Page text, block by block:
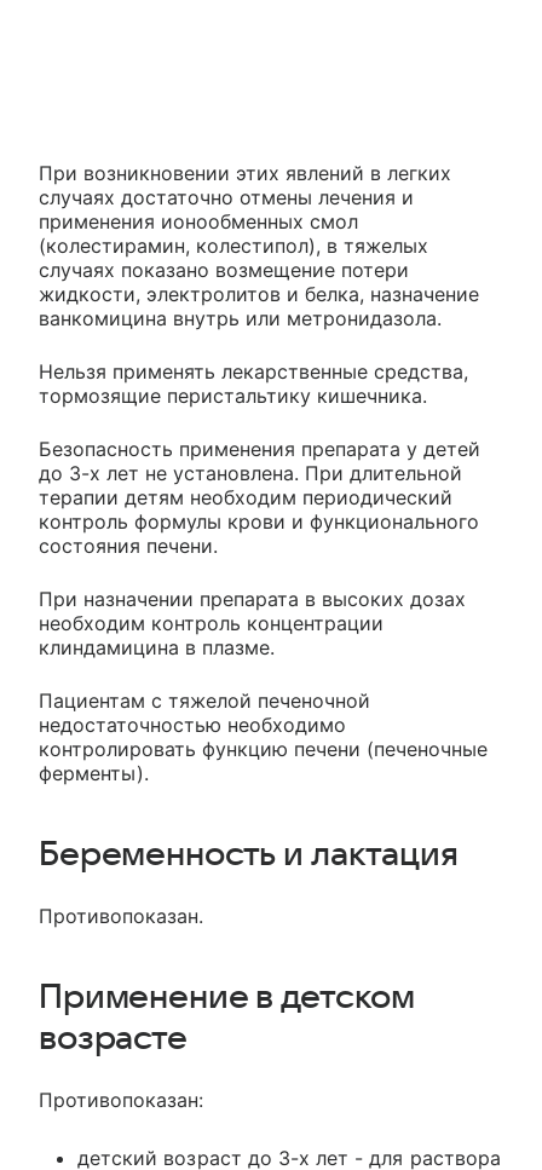
При возникновении этих явлений в легких
случаях достаточно отмены лечения и
применения ионообменных смол
(колестирамин, колестипол), в тяжелых
случаях показано возмещение потери
жидкости, электролитов и белка, назначение
ванкомицина внутрь или метронидазола.
Нельзя применять лекарственные средства,
тормозящие перистальтику кишечника.
Безопасность применения препарата у детей
до 3-х лет не установлена. При длительной
терапии детям необходим периодический
контроль формулы крови и функционального
состояния печени.
При назначении препарата в высоких дозах
необходим контроль концентрации
клиндамицина в плазме.
Пациентам с тяжелой печеночной
недостаточностью необходимо
контролировать функцию печени (печеночные
ферменты).
Беременность и лактация
Противопоказан.
Применение в детском
возрасте
Противопоказан:
детский возраст до 3-х лет - для раствора